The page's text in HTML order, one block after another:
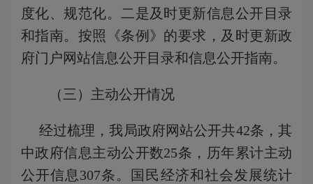
度化、规范化。二是及时更新信息公开目录
和指南。按照《条例》的要求，及时更新政
府门户网站信息公开目录和信息公开指南。
（三）主动公开情况
经过梳理，我局政府网站公开共42条，其
中政府信息主动公开数25条，历年累计主动
公开信息307条。国民经济和社会发展统计